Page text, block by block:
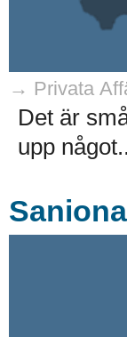
→ Privata
Det är
upp